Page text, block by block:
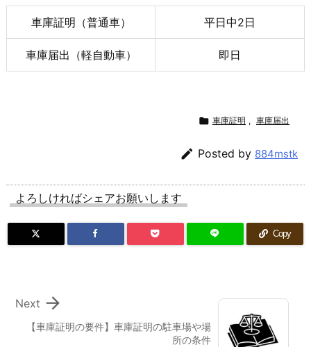
車庫証明（普通車） 平日中2日
車庫届出（軽自動車） 即日
 車庫証明 , 車庫届出
 Posted by 884mstk
よろしければシェアお願いします
Copy
【車庫証明の要件】車庫証明の駐車場や場
所の条件

Next